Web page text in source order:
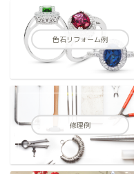
色石リフォーム例
修理例